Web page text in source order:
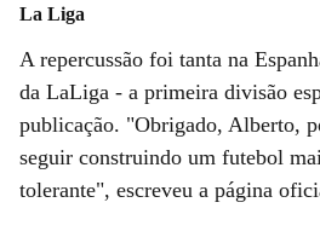
La Liga
A repercussão foi tanta na
da LaLiga - a primeira divisão
publicação. "Obrigado, Alberto,
seguir construindo um futebol
tolerante", escreveu a página